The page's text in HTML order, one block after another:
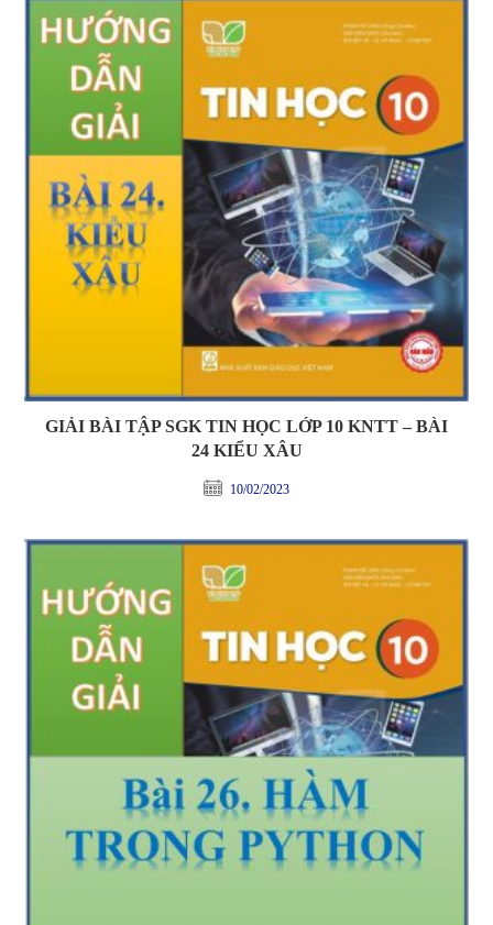
GIẢI BÀI TẬP SGK TIN HỌC LỚP 10 KNTT – BÀI
24 KIỂU XÂU
10/02/2023